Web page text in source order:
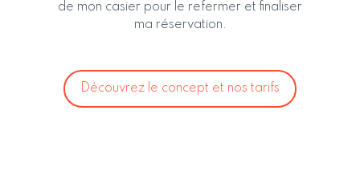
de mon casier pour le refermer et finaliser
ma réservation.
Découvrez le concept et nos tarifs